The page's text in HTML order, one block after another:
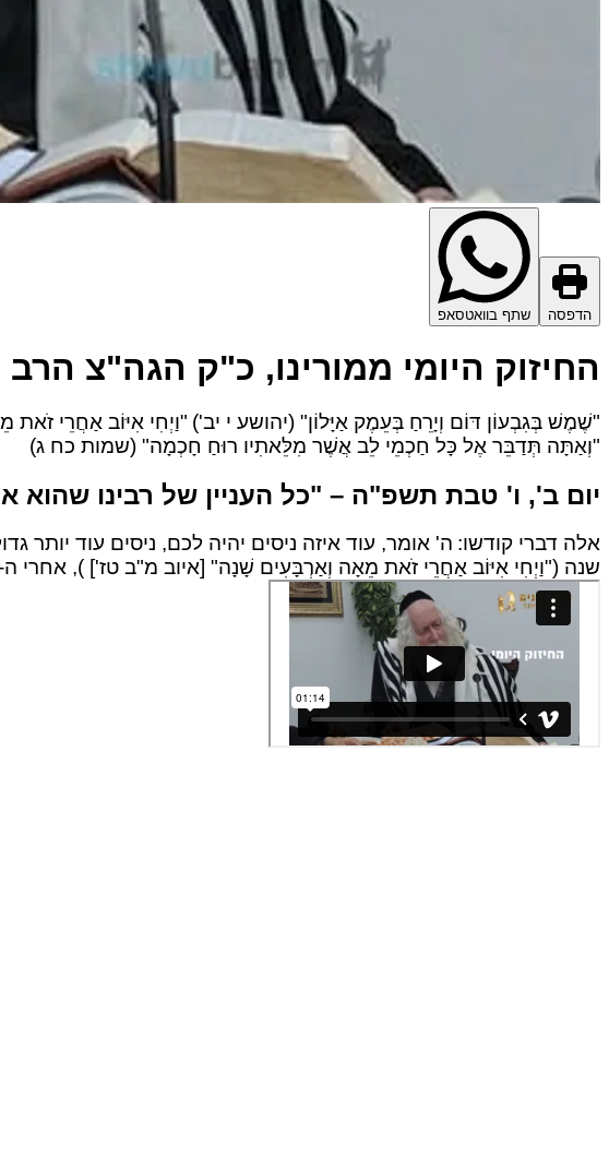
הדפסה שתף בוואטסאפ
החיזוק היומי ממורינו, כ"ק הגה"צ
"שֶׁמֶשׁ בְּגִבְעוֹן דּוֹם וְיָרֵחַ בְּעֵמֶק אַיָּלוֹן" (יהושע י יב') "וַיְחִי אִיּוֹב אַחֲרֵי
"וְאַתָּה תְּדַבֵּר אֶל כָּל חַכְמֵי לֵב אֲשֶׁר מִלֵּאתִיו רוּחַ חָכְמָה" (שמות כח ג)
יום ב', ו' טבת תשפ"ה – "כל העניין של רבינו שהוא
אלה דברי קודשו: ה' אומר, עוד איזה ניסים יהיה לכם, ניסים עוד יותר
שנה ("וַיְחִי אִיּוֹב אַחֲרֵי זֹאת מֵאָה וְאַרְבָּעִים שָׁנָה" [איוב מ"ב טז'] ), אחרי ה- 70 ה' אומר לו: הֲיָדַעְתָּ? ידעתה שחר? יִדַּעְתָּ הַשַּׁחַר